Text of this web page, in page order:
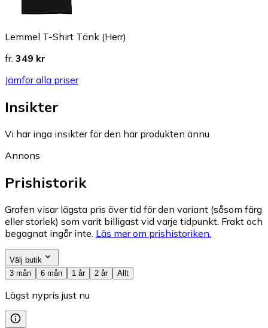
Lemmel T-Shirt Tänk (Herr)
fr. 349 kr
Jämför alla priser
Insikter
Vi har inga insikter för den här produkten ännu.
Annons
Prishistorik
Grafen visar lägsta pris över tid för den variant (såsom färg
eller storlek) som varit billigast vid varje tidpunkt. Frakt och
begagnat ingår inte. Läs mer om prishistoriken.
Välj butik
3 mån
6 mån 1 år 2 år Allt
Lägst nypris just nu